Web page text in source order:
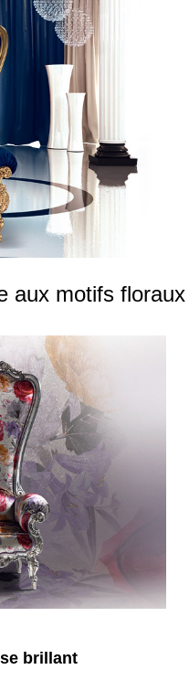
aux motifs floraux
brillant